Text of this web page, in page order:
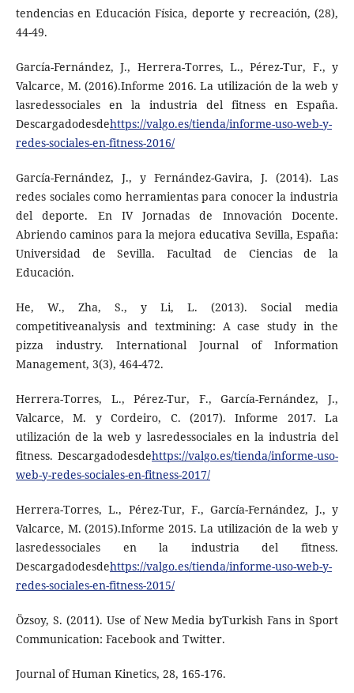
tendencias en Educación Física, deporte y recreación, (28),
44-49.
García-Fernández, J., Herrera-Torres, L., Pérez-Tur, F., y
Valcarce, M. (2016).Informe 2016. La utilización de la web y
lasredessociales en la industria del fitness en España.
Descargadodesdehttps://valgo.es/tienda/informe-uso-web-y-
redes-sociales-en-fitness-2016/
García-Fernández, J., y Fernández-Gavira, J. (2014). Las
redes sociales como herramientas para conocer la industria
del deporte. En IV Jornadas de Innovación Docente.
Abriendo caminos para la mejora educativa Sevilla, España:
Universidad de Sevilla. Facultad de Ciencias de la
Educación.
He, W., Zha, S., y Li, L. (2013). Social media
competitiveanalysis and textmining: A case study in the
pizza industry. International Journal of Information
Management, 3(3), 464-472.
Herrera-Torres, L., Pérez-Tur, F., García-Fernández, J.,
Valcarce, M. y Cordeiro, C. (2017). Informe 2017. La
utilización de la web y lasredessociales en la industria del
fitness. Descargadodesdehttps://valgo.es/tienda/informe-uso-
web-y-redes-sociales-en-fitness-2017/
Herrera-Torres, L., Pérez-Tur, F., García-Fernández, J., y
Valcarce, M. (2015).Informe 2015. La utilización de la web y
lasredessociales en la industria del fitness.
Descargadodesdehttps://valgo.es/tienda/informe-uso-web-y-
redes-sociales-en-fitness-2015/
Özsoy, S. (2011). Use of New Media byTurkish Fans in Sport
Communication: Facebook and Twitter.
Journal of Human Kinetics, 28, 165-176.